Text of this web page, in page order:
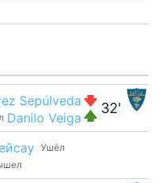
32'
Sepúlveda
Danilo Veiga
Ушёл